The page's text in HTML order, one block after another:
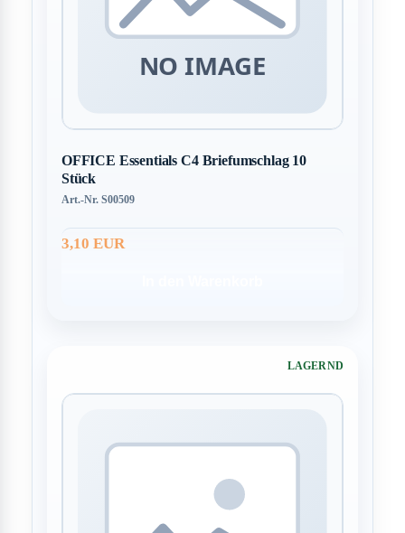
OFFICE Essentials C4 Briefumschlag 10
Stück
Art.-Nr. S00509
3,10 EUR
LAGERND